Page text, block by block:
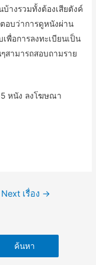
างรวมทั้งต้องเสียตังค์
อบว่าการดูหนังผ่าน
พื่อการลงทะเบียนเป็น
สามารถสอบถามราย
หนัง ลงโฆษณา
Next เรื่อง →
ค้นหา